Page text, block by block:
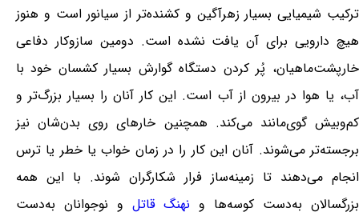
ترکیب شیمیایی بسیار زهرآگین و کشنده‌تر از سیانور است و هنوز
هیچ دارویی برای آن یافت نشده است. دومین سازوکار دفاعی
خارپشت‌ماهیان، پُر کردن دستگاه گوارش بسیار کشسان خود با
آب، یا هوا در بیرون از آب است. این کار آنان را بسیار بزرگ‌تر و
کم‌وبیش گوی‌مانند می‌کند. همچنین خارهای روی بدن‌شان نیز
برجسته‌تر می‌شوند. آنان این کار را در زمان خواب یا خطر یا ترس
انجام می‌دهند تا زمینه‌ساز فرار شکارگران شوند. با این همه
بزرگسالان به‌دست کوسه‌ها و نهنگ قاتل و نوجوانان به‌دست